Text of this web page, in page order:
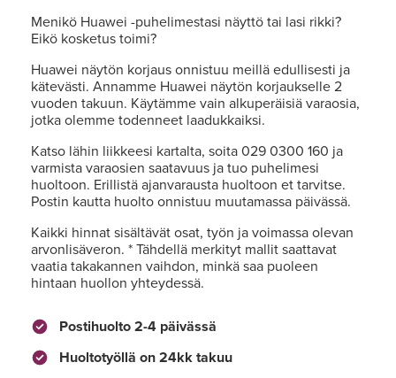
Menikö Huawei -puhelimestasi näyttö tai lasi rikki?
Eikö kosketus toimi?
Huawei näytön korjaus onnistuu meillä edullisesti ja
kätevästi. Annamme Huawei näytön korjaukselle 2
vuoden takuun. Käytämme vain alkuperäisiä varaosia,
jotka olemme todenneet laadukkaiksi.
Katso lähin liikkeesi kartalta, soita 029 0300 160 ja
varmista varaosien saatavuus ja tuo puhelimesi
huoltoon. Erillistä ajanvarausta huoltoon et tarvitse.
Postin kautta huolto onnistuu muutamassa päivässä.
Kaikki hinnat sisältävät osat, työn ja voimassa olevan
arvonlisäveron. * Tähdellä merkityt mallit saattavat
vaatia takakannen vaihdon, minkä saa puoleen
hintaan huollon yhteydessä.
Postihuolto 2-4 päivässä
Huoltotyöllä on 24kk takuu